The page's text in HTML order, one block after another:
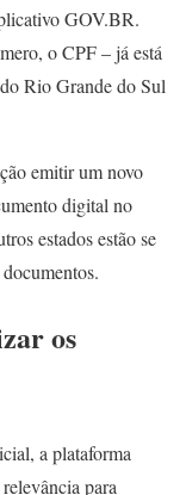
GOV.BR.
o CPF – já está
Rio Grande do Sul
emitir um novo
digital no
estados estão se
os
a plataforma
para